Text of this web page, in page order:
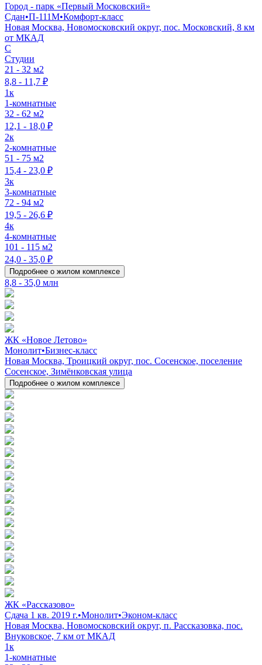
Город - парк «Первый Московский»
Сдан•П-111М•Комфорт-класс
Новая Москва, Новомосковский округ, пос. Московский, 8 км
от МКАД
C
Студии
21 - 32 м2
8,8 - 11,7 ₽
1к
1-комнатные
32 - 62 м2
12,1 - 18,0 ₽
2к
2-комнатные
51 - 75 м2
15,4 - 23,0 ₽
3к
3-комнатные
72 - 94 м2
19,5 - 26,6 ₽
4к
4-комнатные
101 - 115 м2
24,0 - 35,0 ₽
Подробнее о жилом комплексе
8,8 - 35,0 млн
ЖК «Новое Летово»
Монолит•Бизнес-класс
Новая Москва, Троицкий округ, пос. Сосенское, поселение
Сосенское, Зимёнковская улица
Подробнее о жилом комплексе
ЖК «Рассказово»
Сдача 1 кв. 2019 г.•Монолит•Эконом-класс
Новая Москва, Новомосковский округ, п. Рассказовка, пос.
Внуковское, 7 км от МКАД
1к
1-комнатные